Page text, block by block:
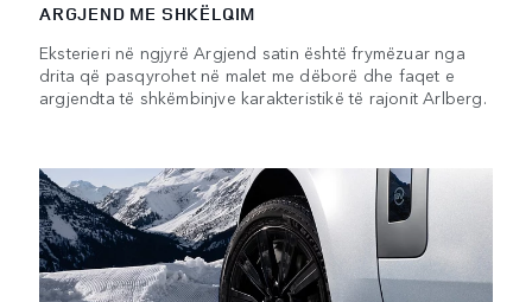
ARGJEND ME SHKËLQIM
Eksterieri në ngjyrë Argjend satin është frymëzuar nga
drita që pasqyrohet në malet me dëborë dhe faqet e
argjendta të shkëmbinjve karakteristikë të rajonit Arlberg.